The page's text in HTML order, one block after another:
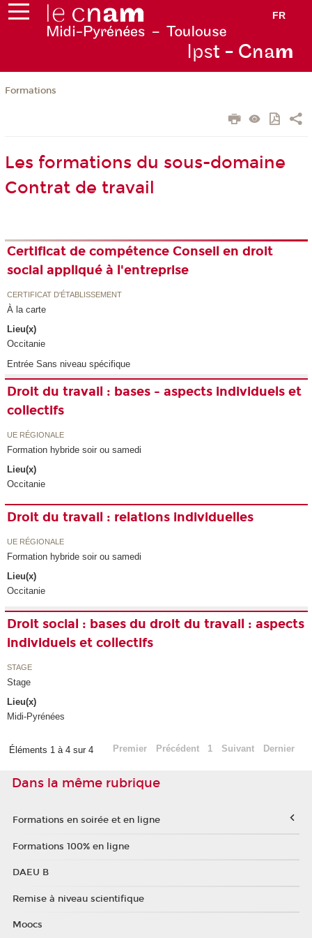
FR
Ipst - Cnam
Formations
Les formations du sous-domaine
Contrat de travail
Certificat de compétence Conseil en droit
social appliqué à l'entreprise
CERTIFICAT D'ÉTABLISSEMENT
À la carte
Lieu(x)
Occitanie
Entrée Sans niveau spécifique
Droit du travail : bases - aspects individuels et
collectifs
UE RÉGIONALE
Formation hybride soir ou samedi
Lieu(x)
Occitanie
Droit du travail : relations individuelles
UE RÉGIONALE
Formation hybride soir ou samedi
Lieu(x)
Occitanie
Droit social : bases du droit du travail : aspects
individuels et collectifs
STAGE
Stage
Lieu(x)
Midi-Pyrénées
Éléments 1 à 4 sur 4 Premier Précédent 1 Suivant Dernier
Dans la même rubrique
Formations en soirée et en ligne
Formations 100% en ligne
DAEU B
Remise à niveau scientifique
Moocs